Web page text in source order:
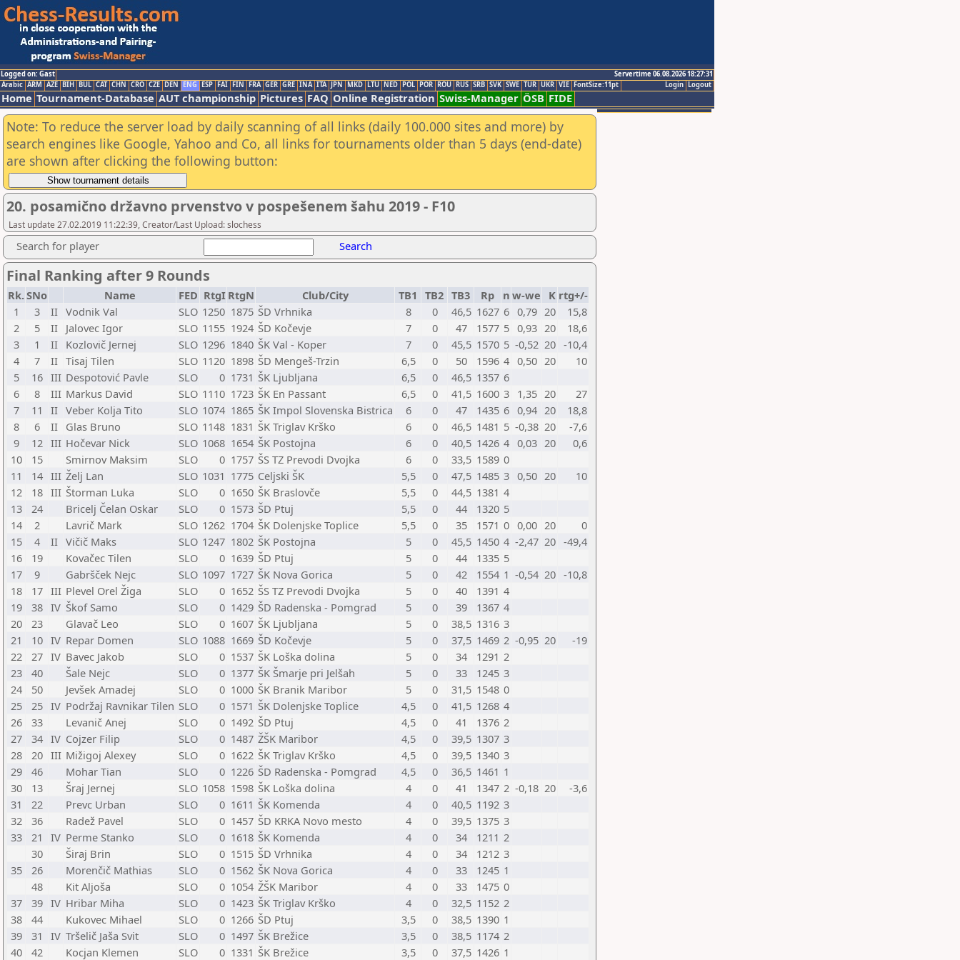
Logged on: Gast
Servertime 06.08.2026 18:27:31
Logout
Login
Arabic ARM AZE BIH BUL CAT CHN CRO CZE DEN ENG ESP FAI FIN FRA GER GRE INA ITA JPN MKD LTU NED POL POR ROU RUS SRB SVK SWE TUR UKR VIE FontSize:11pt
Home Tournament-Database AUT championship Pictures FAQ Online Registration Swiss-Manager ÖSB FIDE
Note: To reduce the server load by daily scanning of all links (daily 100.000 sites and more) by
search engines like Google, Yahoo and Co, all links for tournaments older than 5 days (end-date)
are shown after clicking the following button:
20. posamično državno prvenstvo v pospešenem šahu 2019 - F10
Last update 27.02.2019 11:22:39, Creator/Last Upload: slochess
Search for player Search
Final Ranking after 9 Rounds
Rk.SNo Name FED RtgI RtgN Club/City TB1 TB2 TB3 Rp n w-we K rtg+/-
1
3 II Vodnik Val SLO 1250 1875 ŠD Vrhnika 8 0 46,5 1627 6 0,79 20
15,8
2
5 II Jalovec Igor SLO 1155 1924 ŠD Kočevje 7 0 47 1577 5 0,93 20
18,6
3
1 II Kozlovič Jernej SLO 1296 1840 ŠK Val - Koper 7 0 45,5 1570 5 -0,52 20 -10,4
4
7 II Tisaj Tilen SLO 1120 1898 ŠD Mengeš-Trzin 6,5 0 50 1596 4 0,50 20
10
5
16 III Despotović Pavle SLO 0 1731 ŠK Ljubljana 6,5 0 46,5 1357 6
6
8 III Markus David SLO 1110 1723 ŠK En Passant 6,5 0 41,5 1600 3 1,35 20
27
7
11 II Veber Kolja Tito SLO 1074 1865 ŠK Impol Slovenska Bistrica 6 0 47 1435 6 0,94 20
18,8
8
6 II Glas Bruno SLO 1148 1831 ŠK Triglav Krško 6 0 46,5 1481 5 -0,38 20
-7,6
9
12 III Hočevar Nick SLO 1068 1654 ŠK Postojna 6 0 40,5 1426 4 0,03 20
0,6
10
15 Smirnov Maksim SLO 0 1757 ŠS TZ Prevodi Dvojka 6 0 33,5 1589 0
11
14 III Želj Lan SLO 1031 1775 Celjski ŠK 5,5 0 47,5 1485 3 0,50 20
10
12
18 III Štorman Luka SLO 0 1650 ŠK Braslovče 5,5 0 44,5 1381 4
13
24 Bricelj Čelan Oskar SLO 0 1573 ŠD Ptuj 5,5 0 44 1320 5
14
2 Lavrič Mark SLO 1262 1704 ŠK Dolenjske Toplice 5,5 0 35 1571 0 0,00 20
0
15
4 II Vičič Maks SLO 1247 1802 ŠK Postojna 5 0 45,5 1450 4 -2,47 20 -49,4
16
19 Kovačec Tilen SLO 0 1639 ŠD Ptuj 5 0 44 1335 5
17
9 Gabršček Nejc SLO 1097 1727 ŠK Nova Gorica 5 0 42 1554 1 -0,54 20 -10,8
18
17 III Plevel Orel Žiga SLO 0 1652 ŠS TZ Prevodi Dvojka 5 0 40 1391 4
19
38 IV Škof Samo SLO 0 1429 ŠD Radenska - Pomgrad 5 0 39 1367 4
20
23 Glavač Leo SLO 0 1607 ŠK Ljubljana 5 0 38,5 1316 3
21
10 IV Repar Domen SLO 1088 1669 ŠD Kočevje 5 0 37,5 1469 2 -0,95 20
-19
22
27 IV Bavec Jakob SLO 0 1537 ŠK Loška dolina 5 0 34 1291 2
23
40 Šale Nejc SLO 0 1377 ŠK Šmarje pri Jelšah 5 0 33 1245 3
24
50 Jevšek Amadej SLO 0 1000 ŠK Branik Maribor 5 0 31,5 1548 0
25
25 IV Podržaj Ravnikar Tilen SLO 0 1571 ŠK Dolenjske Toplice 4,5 0 41,5 1268 4
26
33 Levanič Anej SLO 0 1492 ŠD Ptuj 4,5 0 41 1376 2
27
34 IV Cojzer Filip SLO 0 1487 ŽŠK Maribor 4,5 0 39,5 1307 3
28
20 III Mižigoj Alexey SLO 0 1622 ŠK Triglav Krško 4,5 0 39,5 1340 3
29
46 Mohar Tian SLO 0 1226 ŠD Radenska - Pomgrad 4,5 0 36,5 1461 1
30
13 Šraj Jernej SLO 1058 1598 ŠK Loška dolina 4 0 41 1347 2 -0,18 20
-3,6
31
22 Prevc Urban SLO 0 1611 ŠK Komenda 4 0 40,5 1192 3
32
36 Radež Pavel SLO 0 1457 ŠD KRKA Novo mesto 4 0 39,5 1375 3
33
21 IV Perme Stanko SLO 0 1618 ŠK Komenda 4 0 34 1211 2
30
Širaj Brin SLO 0 1515 ŠD Vrhnika 4 0 34 1212 3
35
26 Morenčič Mathias SLO 0 1562 ŠK Nova Gorica 4 0 33 1245 1
48
Kit Aljoša SLO 0 1054 ŽŠK Maribor 4 0 33 1475 0
37
39 IV Hribar Miha SLO 0 1423 ŠK Triglav Krško 4 0 32,5 1152 2
38
44 Kukovec Mihael SLO 0 1266 ŠD Ptuj 3,5 0 38,5 1390 1
39
31 IV Tršelič Jaša Svit SLO 0 1497 ŠK Brežice 3,5 0 38,5 1174 2
40
42 Kocjan Klemen SLO 0 1331 ŠK Brežice 3,5 0 37,5 1426 1